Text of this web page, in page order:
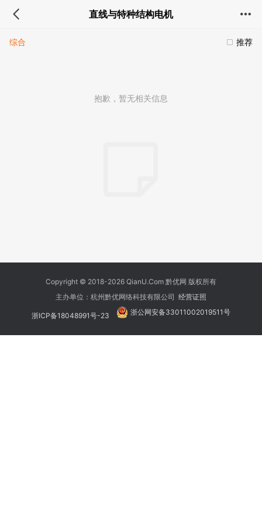
直线与特种结构电机
推荐
综合
抱歉，暂无相关信息
Copyright © 2018-2026 QianU.Com 黔优网 版权所有
主办单位：杭州黔优网络科技有限公司 经营证照
浙ICP备18048991号-23 浙公网安备33011002019511号